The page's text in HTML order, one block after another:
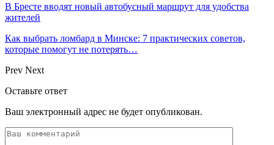
В Бресте вводят новый автобусный маршрут для удобства
жителей
Как выбрать ломбард в Минске: 7 практических советов,
которые помогут не потерять…
Prev Next
Оставьте ответ
Ваш электронный адрес не будет опубликован.